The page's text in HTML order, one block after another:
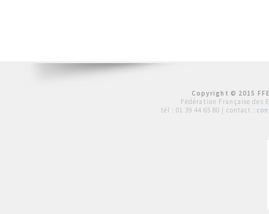
Copyright © 2015
Fédération Française des
tél : 01 39 44 65 80 | contact :